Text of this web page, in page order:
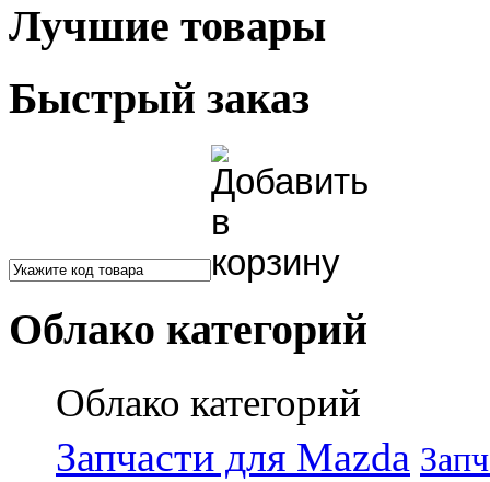
Лучшие товары
Быстрый заказ
Облако категорий
Облако категорий
Запчасти для Mazda